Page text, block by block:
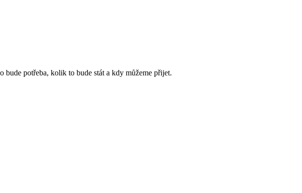
bude potřeba, kolik to bude stát a kdy můžeme přijet.